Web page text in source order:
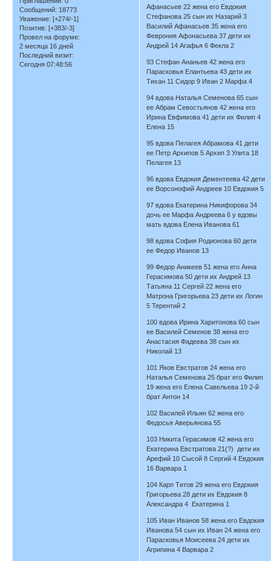
Сообщений: 18773
Уважение: [+274/-1]
Позитив: [+383/-3]
Провел на форуме:
2 месяца 16 дней
Последний визит:
Сегодня 07:48:56
Афанасьев 22 жена его Евдокия
Стефанова 25 сын их Назарий 3
Василий Афанасьев 35 жена его
Феврония Афонасьева 37 дети их
Андрей 14 Агафья 6 Фекла 2
93 Стефан Ананьев 42 жена его
Парасковья Елантьева 43 дети их
Тихан 11 Сидор 9 Иван 2 Марфа 4
94 вдова Наталья Семенова 65 сын
ее Абрам Севостьянов 42 жена его
Ирина Евфимова 41 дети их Филип 4
Елена 15
95 вдова Пелагея Абрамова 41 дети
ее Петр Архипов 5 Архип 3 Улита 18
Пелагея 13
96 вдова Евдокия Дементеева 42 дети
ее Ворсонофий Андреев 10 Евдокия 5
97 вдова Екатерина Никифорова 34
дочь ее Марфа Андреева 6 у вдовы
мать вдова Елена Иванова 61
98 вдова София Родионова 60 дети
ее Федор Иванов 13
99 Федор Аникеев 51 жена его Анна
Герасимова 50 дети их Андрей 13
Татьяна 11 Сергей 22 жена его
Матрона Григорьева 23 дети их Логин
5 Терентий 2
100 вдова Ирина Харитонова 60 сын
ее Василей Семенов 38 жена его
Анастасия Фадеева 38 сын их
Николай 13
101 Яков Евстратов 24 жена его
Наталья Семенова 25 брат его Филип
19 жена его Елена Савельева 19 2-й
брат Антон 14
102 Василей Ильин 62 жена его
Федосья Аверьянова 55
103 Никита Герасимов 42 жена его
Екатерина Евстратова 21(?) дети их
Арефий 10 Сысой 8 Сергий 4 Евдокия
16 Варвара 1
104 Карп Титов 29 жена его Евдокия
Григорьева 28 дети их Евдокия 8
Александра 4 Екатерина 1
105 Иван Иванов 58 жена его Евдокия
Иванова 54 сын их Иван 24 жена его
Парасковья Моисеева 24 дети их
Агрипина 4 Варвара 2